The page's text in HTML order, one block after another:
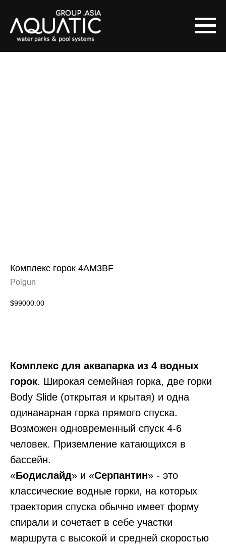
Комплекс горок 4AM3BF
Polgun
$99000.00
Комплекс для аквапарка из 4 водных
горок. Широкая семейная горка, две горки
Body Slide (открытая и крытая) и одна
одинанарная горка прямого спуска.
Возможен одновременный спуск 4-6
человек. Приземление катающихся в
бассейн.
«Бодислайд» и «Серпантин» - это
классические водные горки, на которых
траектория спуска обычно имеет форму
спирали и сочетает в себе участки
маршрута с высокой и средней скоростью